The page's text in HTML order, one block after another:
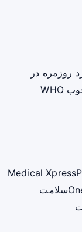
روزمره در
سالمندان برزیل و اروپا بر اساس چارچوب WHO
Medical Xpress
سلامت